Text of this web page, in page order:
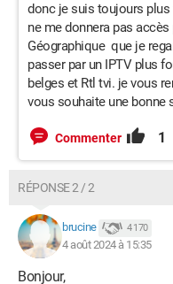
donc je suis toujours
ne me donnera pas
Géographique que je
passer par un IPTV plus
belges et Rtl tvi. je vous
vous souhaite une bonne
Commenter 1
RÉPONSE 2 / 2
brucine 4 170
4 août 2024 à 15:35
Bonjour,